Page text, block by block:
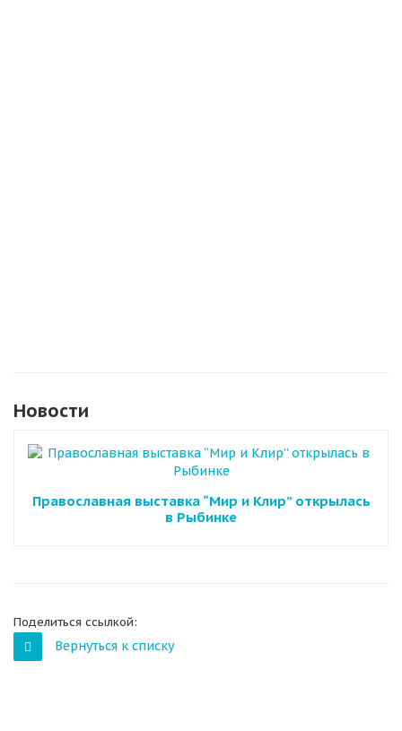
Новости
Православная выставка “Мир и Клир” открылась
в Рыбинке
Поделиться ссылкой:
Вернуться к списку